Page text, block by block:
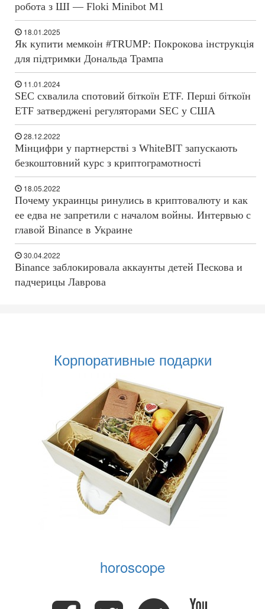
робота з ШІ — Floki Minibot M1
18.01.2025
Як купити мемкоін #TRUMP: Покрокова інструкція
для підтримки Дональда Трампа
11.01.2024
SEC схвалила спотовий біткоїн ETF. Перші біткоїн
ETF затверджені регуляторами SEC у США
28.12.2022
Мінцифри у партнерстві з WhiteBIT запускають
безкоштовний курс з криптограмотності
18.05.2022
Почему украинцы ринулись в криптовалюту и как
ее едва не запретили с началом войны. Интервью с
главой Binance в Украине
30.04.2022
Binance заблокировала аккаунты детей Пескова и
падчерицы Лаврова
Корпоративные подарки
horoscope